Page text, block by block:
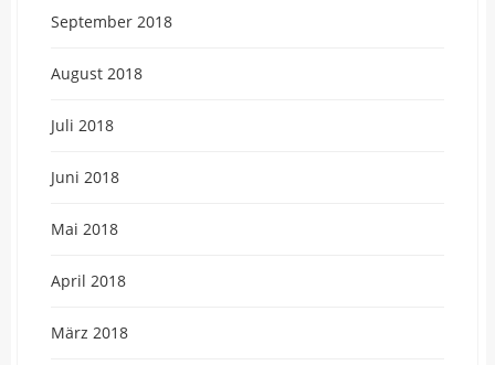
September 2018
August 2018
Juli 2018
Juni 2018
Mai 2018
April 2018
März 2018